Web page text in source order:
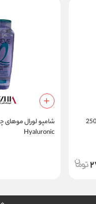
ماسک موی تیوپی آووکادو آلبورا 250
Hyaluronic